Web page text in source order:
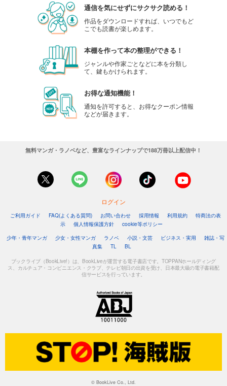
通信を気にせずにサクサク読める！
作品をダウンロードすれば、いつでもど
こでも読書が楽しめます。
本棚を作って本の整理ができる！
ジャンルや作家ごとなどに本を分類し
て、鍵もかけられます。
お得な通知機能！
通知を許可すると、お得なクーポン情報
などが届きます。
無料マンガ・ラノベなど、豊富なラインナップで188万冊以上配信中！
ログイン
ご利用ガイド FAQ(よくある質問) お問い合わせ 採用情報 利用規約
特商法の表
示
個人情報保護方針
cookie等ポリシー
少年・青年マンガ
少女・女性マンガ ラノベ 小説・文芸 ビジネス・実用
雑誌・写
真集
TL BL
ブックライブ（BookLive!）は、BookLiveが運営する電子書店です。TOPPANホールディング
ス、カルチュア・コンビニエンス・クラブ、テレビ朝日の出資を受け、日本最大級の電子書籍配
信サービスを行っています。
© BookLive Co., Ltd.